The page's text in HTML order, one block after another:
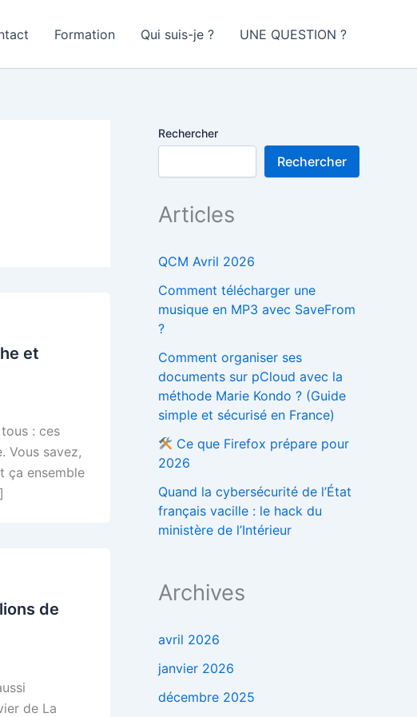
Formation Qui suis-je ? UNE QUESTION ?
et
: ces
Vous savez,
ça ensemble
de
de La
Rechercher
Rechercher
Articles
QCM Avril 2026
Comment télécharger une
musique en MP3 avec SaveFrom
?
Comment organiser ses
documents sur pCloud avec la
méthode Marie Kondo ? (Guide
simple et sécurisé en France)
Ce que Firefox prépare pour
2026
Quand la cybersécurité de l’État
français vacille : le hack du
ministère de l’Intérieur
Archives
avril 2026
janvier 2026
décembre 2025